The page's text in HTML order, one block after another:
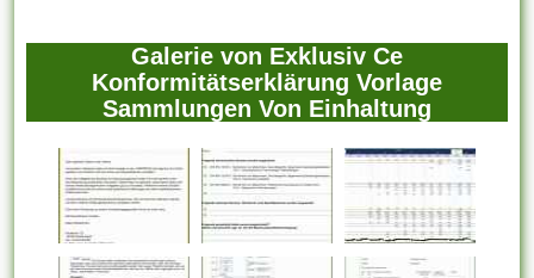
Galerie von Exklusiv Ce
Konformitätserklärung Vorlage
Sammlungen Von Einhaltung